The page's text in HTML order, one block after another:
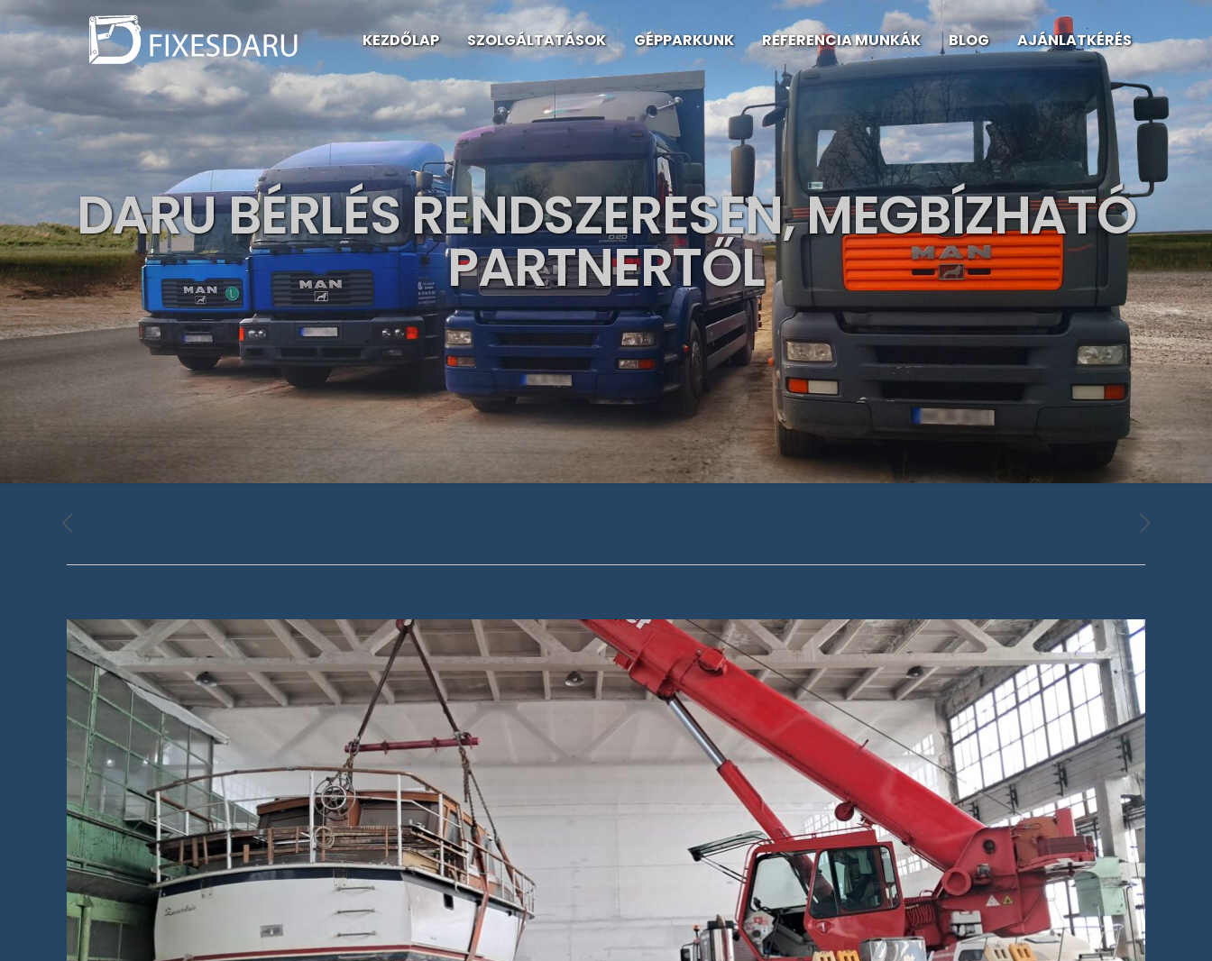
KEZDŐLAP SZOLGÁLTATÁSOK GÉPPARKUNK REFERENCIA MUNKÁK BLOG AJÁNLATKÉRÉS
DARU BÉRLÉS RENDSZERESEN, MEGBÍZHATÓ
PARTNERTŐL